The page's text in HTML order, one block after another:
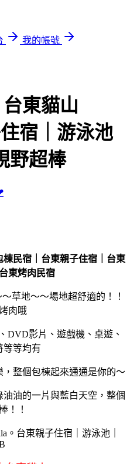
我的帳號
東貓山
宿｜游泳池
野超棒
棟民宿｜台東親子住宿｜台東
東烤肉民宿
草地～～場地超舒適的！！
肉哦
DVD影片、遊戲機、桌遊、
等等均有
整個包棟起來通通是你的～
油的一片與藍白天空，整個
！！